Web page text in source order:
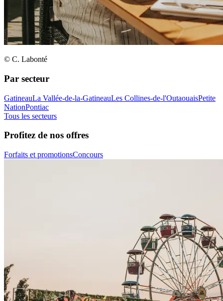
© C. Labonté
Par secteur
GatineauLa Vallée-de-la-GatineauLes Collines-de-l'OutaouaisPetite
NationPontiac
Tous les secteurs
Profitez de nos offres
Forfaits et promotionsConcours